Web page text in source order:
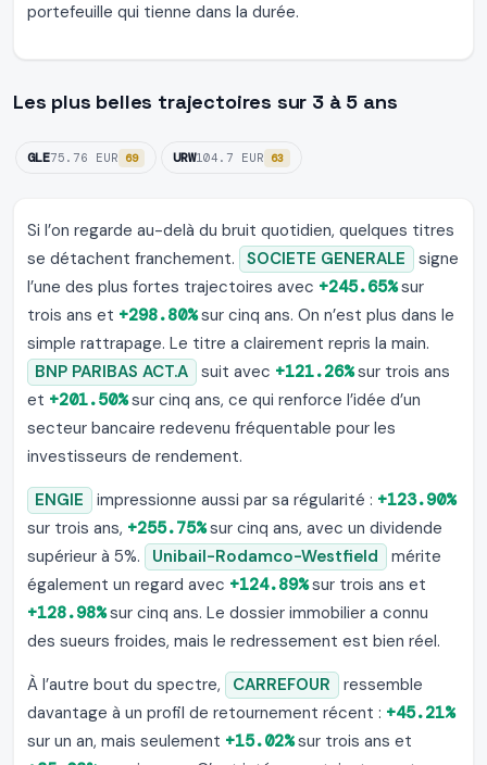
portefeuille qui tienne dans la durée.
Les plus belles trajectoires sur 3 à 5 ans
GLE75.76 EUR 69 URW104.7 EUR 63
Si l’on regarde au-delà du bruit quotidien, quelques titres
se détachent franchement.
SOCIETE GENERALE
signe
l’une des plus fortes trajectoires avec +245.65%sur
trois ans et +298.80%sur cinq ans. On n’est plus dans le
simple rattrapage. Le titre a clairement repris la main.
BNP PARIBAS ACT.A suit avec +121.26%sur trois ans
et +201.50%sur cinq ans, ce qui renforce l’idée d’un
secteur bancaire redevenu fréquentable pour les
investisseurs de rendement.
ENGIE
impressionne aussi par sa régularité : +123.90%
sur trois ans, +255.75%sur cinq ans, avec un dividende
supérieur à 5%.
Unibail-Rodamco-Westfield
mérite
également un regard avec +124.89%sur trois ans et
+128.98%sur cinq ans. Le dossier immobilier a connu
des sueurs froides, mais le redressement est bien réel.
À l’autre bout du spectre,
CARREFOUR
ressemble
davantage à un profil de retournement récent : +45.21%
sur un an, mais seulement +15.02%sur trois ans et